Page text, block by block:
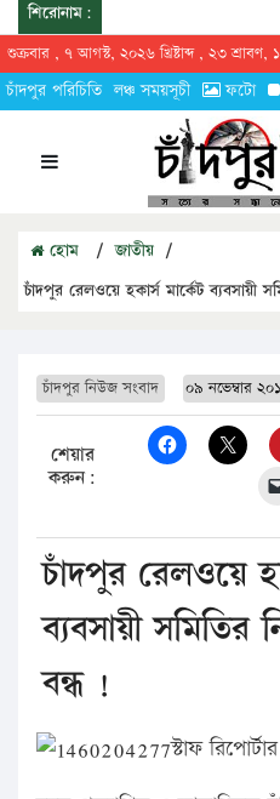
শিরোনাম:
শুক্রবার , ৭ আগস্ট, ২০২৬ খ্রিষ্টাব্দ , ২৩ শ্রাবণ,
চাঁদপুর পরিচিতি লঞ্চ সময়সূচী ফটো
হোম / জাতীয় /
চাঁদপুর রেলওয়ে হকার্স মার্কেট ব্যবসায়ী
চাঁদপুর নিউজ সংবাদ ০৯ নভেম্বার
শেয়ার
করুন:
চাঁদপুর রেলওয়ে
ব্যবসায়ী সমিতির
বন্ধ !
স্টাফ